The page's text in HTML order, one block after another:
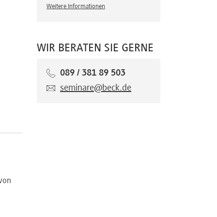
Weitere Informationen
WIR BERATEN SIE GERNE
089 / 381 89 503
seminare@beck.de